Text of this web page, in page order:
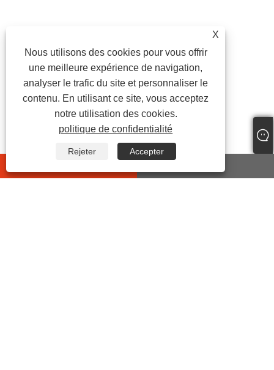
X
Nous utilisons des cookies pour vous offrir
une meilleure expérience de navigation,
analyser le trafic du site et personnaliser le
contenu. En utilisant ce site, vous acceptez
notre utilisation des cookies.
politique de confidentialité
Rejeter Accepter